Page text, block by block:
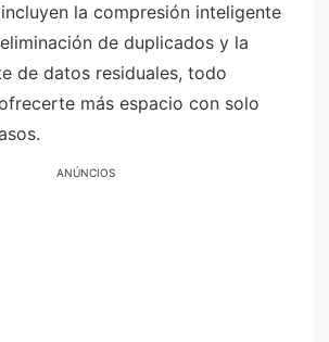
la compresión inteligente
de duplicados y la
de datos residuales, todo
más espacio con solo
ANÚNCIOS